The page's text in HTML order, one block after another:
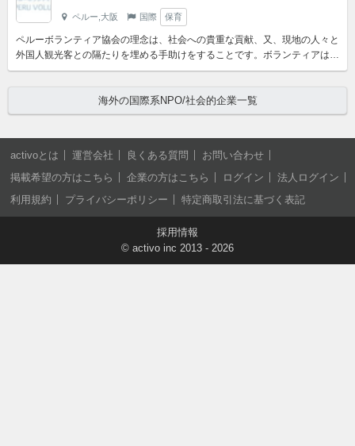
ペルー,大阪 国際 保育
ペルーボランティア協会の理念は、社会への貴重な貢献、又、現地の人々と
外国人観光客との隔たりを埋める手助けをすることです。ボランティアは、
小児保育、ヘルス・ケア、建築などさまざまな環境で働くことが...
海外の国際系NPO/社会的企業一覧
activoとは 運営会社 良くある質問
お問い合わせ
掲載希望の方はこちら
企業の方はこちら ログイン
法人ログイン
利用規約
プライバシーポリシー 特定商取引法に基づく表記
採用情報
© activo inc 2013 - 2026